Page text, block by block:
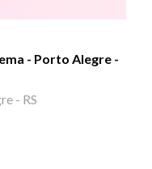
- Porto Alegre -
- RS